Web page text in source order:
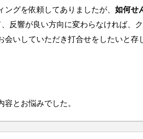
ングを依頼してありましたが、 如何せ
反響が良い方向に変わらなければ、
会いしていただき打合せをしたいと
容とお悩みでした。